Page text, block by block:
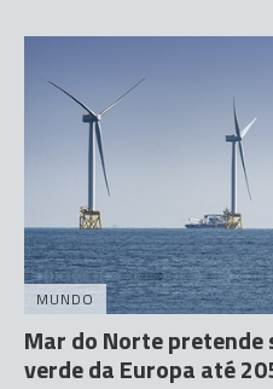
MUNDO
Mar do Norte
verde da Europa até